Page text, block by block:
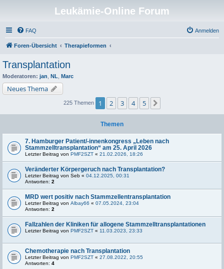
Leukämie-Online Forum
FAQ Anmelden
Foren-Übersicht Therapieformen
Transplantation
Moderatoren: jan NL Marc
Neues Thema
225 Themen 1 2 3 4 5
Themen
7. Hamburger Patient/-innenkongress „Leben nach
Stammzelltransplantation“ am 25. April 2026
Letzter Beitrag von PMF2SZT « 21.02.2026, 18:26
Veränderter Körpergeruch nach Transplantation?
Letzter Beitrag von Seb « 04.12.2025, 00:31
Antworten: 2
MRD wert positiv nach Stammzellentransplantation
Letzter Beitrag von Albay66 « 07.05.2024, 23:04
Antworten: 2
Fallzahlen der Kliniken für allogene Stammzelltransplantationen
Letzter Beitrag von PMF2SZT « 11.03.2023, 23:33
Chemotherapie nach Transplantation
Letzter Beitrag von PMF2SZT « 27.08.2022, 20:55
Antworten: 4